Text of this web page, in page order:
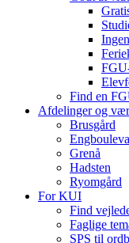
Find en
Afdelinger og
Brusgård
Grenå
Hadsten
Ryomgård
For KUI
Find
Faglige
SPS til